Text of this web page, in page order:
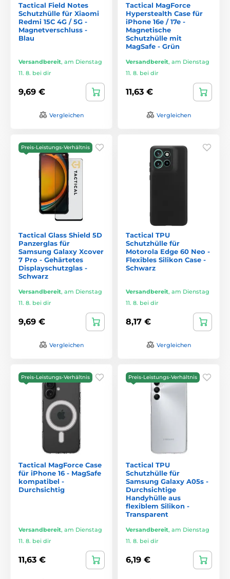
Tactical Field Notes
Schutzhülle für Xiaomi
Redmi 15C 4G / 5G -
Magnetverschluss -
Blau
Versandbereit, am Dienstag
11. 8. bei dir
9,69 €
Vergleichen
Tactical MagForce
Hyperstealth Case für
iPhone 16e / 17e -
Magnetische
Schutzhülle mit
MagSafe - Grün
Versandbereit, am Dienstag
11. 8. bei dir
11,63 €
Vergleichen
Preis-Leistungs-Verhältnis
Tactical Glass Shield 5D
Panzerglas für
Samsung Galaxy Xcover
7 Pro - Gehärtetes
Displayschutzglas -
Schwarz
Versandbereit, am Dienstag
11. 8. bei dir
9,69 €
Vergleichen
Tactical TPU
Schutzhülle für
Motorola Edge 60 Neo -
Flexibles Silikon Case -
Schwarz
Versandbereit, am Dienstag
11. 8. bei dir
8,17 €
Vergleichen
Preis-Leistungs-Verhältnis
Tactical MagForce Case
für iPhone 16 - MagSafe
kompatibel -
Durchsichtig
Versandbereit, am Dienstag
11. 8. bei dir
11,63 €
Preis-Leistungs-Verhältnis
Tactical TPU
Schutzhülle für
Samsung Galaxy A05s -
Durchsichtige
Handyhülle aus
flexiblem Silikon -
Transparent
Versandbereit, am Dienstag
11. 8. bei dir
6,19 €